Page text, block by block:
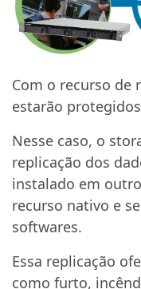
Com o recurso de
estarão
Nesse caso, o
replicação dos
instalado em
recurso nativo e
softwares.
Essa replicação
como furto,